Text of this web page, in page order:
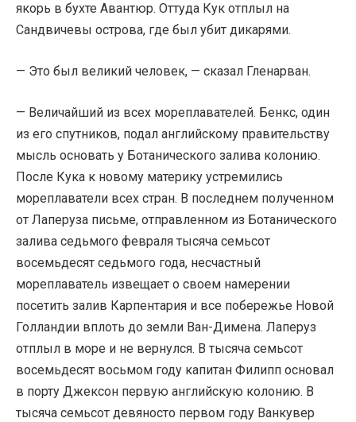
якорь в бухте Авантюр. Оттуда Кук отплыл на
Сандвичевы острова, где был убит дикарями.
— Это был великий человек, — сказал Гленарван.
— Величайший из всех мореплавателей. Бенкс, один
из его спутников, подал английскому правительству
мысль основать у Ботанического залива колонию.
После Кука к новому материку устремились
мореплаватели всех стран. В последнем полученном
от Лаперуза письме, отправленном из Ботанического
залива седьмого февраля тысяча семьсот
восемьдесят седьмого года, несчастный
мореплаватель извещает о своем намерении
посетить залив Карпентария и все побережье Новой
Голландии вплоть до земли Ван-Димена. Лаперуз
отплыл в море и не вернулся. В тысяча семьсот
восемьдесят восьмом году капитан Филипп основал
в порту Джексон первую английскую колонию. В
тысяча семьсот девяносто первом году Ванкувер